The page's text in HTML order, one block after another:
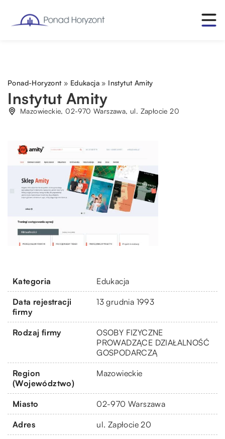
Ponad-Horyzont» Edukacja » Instytut Amity
Instytut Amity
Mazowieckie, 02-970 Warszawa, ul. Zapłocie 20
Kategoria Edukacja
Data rejestracji
firmy
13 grudnia 1993
Rodzaj firmy
OSOBY FIZYCZNE
PROWADZĄCE DZIAŁALNOŚĆ
GOSPODARCZĄ
Region
(Województwo)
Mazowieckie
Miasto 02-970 Warszawa
Adres ul. Zapłocie 20